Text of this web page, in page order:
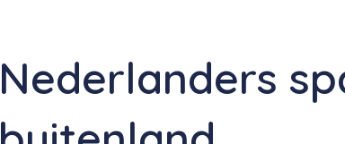
Nederlanders